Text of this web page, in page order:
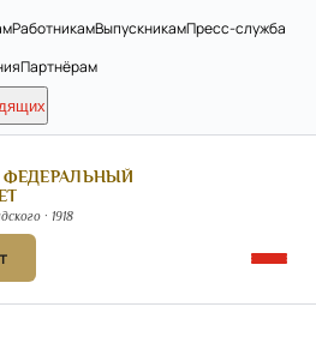
РаботникамВыпускникамПресс-служба
Партнёрам
· 1918